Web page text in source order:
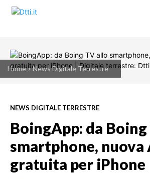
Home News Digitale Terrestre
NEWS DIGITALE TERRESTRE
BoingApp: da
smartphone, nuova
gratuita per iPhone